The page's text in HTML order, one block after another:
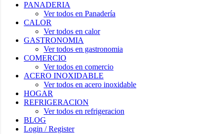
PANADERIA
Ver todos en Panadería
CALOR
Ver todos en calor
GASTRONOMIA
Ver todos en gastronomia
COMERCIO
Ver todos en comercio
ACERO INOXIDABLE
Ver todos en acero inoxidable
HOGAR
REFRIGERACION
Ver todos en refrigeracion
BLOG
Login / Register